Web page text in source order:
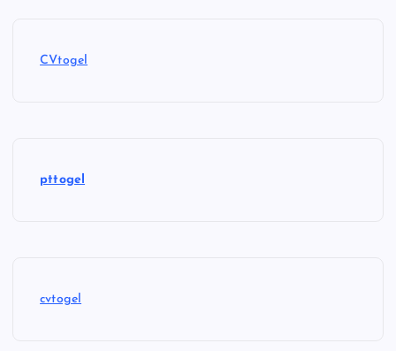
CVtogel
pttogel
cvtogel